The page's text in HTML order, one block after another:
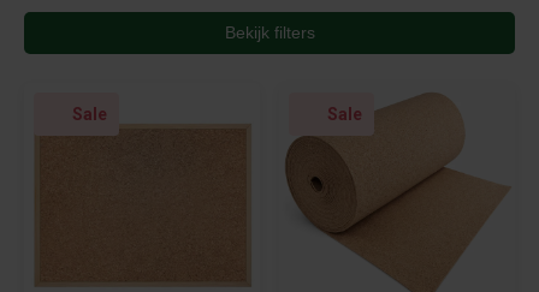
Bekijk filters
Sale Sale